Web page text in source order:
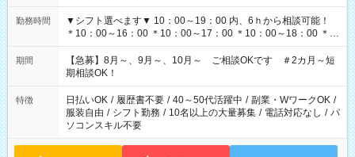
勤務時間
▼シフト選べます▼ 10：00～19：00 内、6ｈから相談可能！
＊10：00～16：00 ＊10：00～17：00 ＊10：00～18：00 ＊
11：00～19：00 ＊12：00～19：00 ＊13：00～19：00
期間
【急募】8月～、9月～、10月～ ご相談OKです ＃2カ月～短
期相談OK！
特徴 日払いOK / 履歴書不要 / 40～50代活躍中 / 副業・WワークOK /
服装自由 / シフト勤務 / 10名以上の大量募集 / 電話対応なし / パ
ソコンスキル不要